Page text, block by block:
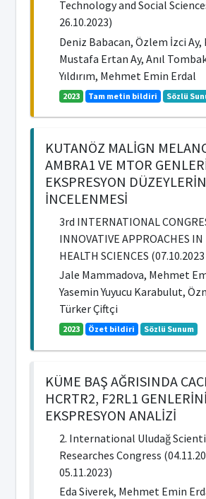
Technology and Social
26.10.2023)
Deniz Babacan, Özlem İzci Ay,
Mustafa Ertan Ay, Anıl
Yıldırım, Mehmet Emin Erdal
2023 Tam metin bildiri Sözlü
KUTANÖZ MALİGN
AMBRA1 VE MTOR
EKSPRESYON
İNCELENMESİ
3rd INTERNATIONAL
INNOVATIVE APPROACHES
HEALTH SCIENCES
Jale Mammadova, Mehmet
Yasemin Yuyucu Karabulut,
Türker Çiftçi
2023 Özet bildiri Sözlü Sunum
KÜME BAŞ AĞRISINDA
HCRTR2, F2RL1
EKSPRESYON ANALİZİ
2. International Uludağ
Researches Congress
05.11.2023)
Eda Siverek, Mehmet Emin